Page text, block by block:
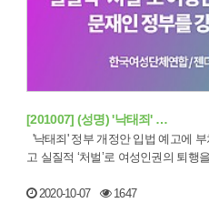
정치에서의 여성폭력
영상자료
[201007] (성명) '낙태죄' …
고 실질적 ‘처벌’로 여성인권의 퇴
2020-10-07 1647